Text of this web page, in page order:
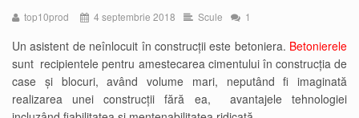
top10prod 4 septembrie 2018 Scule 1
Un asistent de neînlocuit în construcții este betoniera. Betonierele
sunt recipientele pentru amestecarea cimentului în construcția de
case și blocuri, având volume mari, neputând fi imaginată
realizarea unei construcții fără ea, avantajele tehnologiei